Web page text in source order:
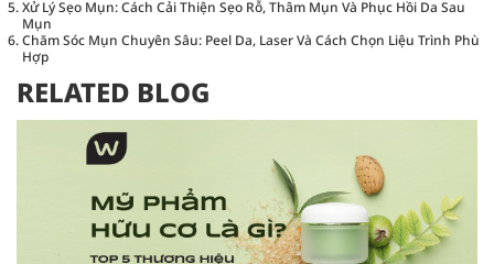
Xử Lý Sẹo Mụn: Cách Cải Thiện Sẹo Rỗ, Thâm Mụn Và Phục Hồi Da Sau
Mụn
Chăm Sóc Mụn Chuyên Sâu: Peel Da, Laser Và Cách Chọn Liệu Trình Phù
Hợp
RELATED BLOG